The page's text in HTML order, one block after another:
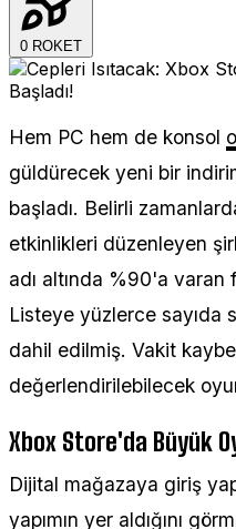
0 ROKET
Hem PC hem de konsol
güldürecek yeni bir
başladı. Belirli
etkinlikleri düzenleyen
adı altında %90'a varan
Listeye yüzlerce sayıda
dahil edilmiş. Vakit
değerlendirilebilecek
Xbox Store'da Büyük
Dijital mağazaya giriş
yapımın yer aldığını